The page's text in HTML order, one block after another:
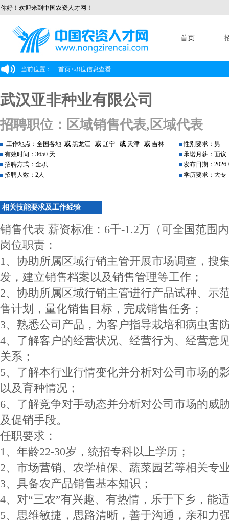
你好！欢迎来到中国农资人才网！
首页
当前位置： 首页>职位信息查看
武汉亚非种业有限公司
招聘职位：区域销售代表,区域代表
工作地点：全国各地 或 黑龙江 或 辽宁 或 天津 或 吉林
有效时间：3650 天
招聘方式：全职
招聘人数：2人
性别要求：男
承诺月薪：面议
发布日期：
学历要求：大专
相关技能要求及工作经验
销售代表 薪资标准：6千-1.2万（可全国范围
岗位职责：
1、协助所属区域行销主管开展市场调查，搜
发，建立销售档案以及销售管理等工作；
2、协助所属区域行销主管进行产品试种、示
售计划，量化销售目标，完成销售任务；
3、熟悉公司产品，为客户指导栽培和病虫害
4、了解客户的经营状况、经营行为、经营意
关系；
5、了解本行业行情变化并分析对公司市场的
以及育种情况；
6、了解竞争对手动态并分析对公司市场的威
及促销手段。
任职要求：
1、年龄22-30岁，统招专科以上学历；
2、市场营销、农学植保、蔬菜园艺等相关专
3、具备农产品销售基本知识；
4、对“三农”有兴趣、有热情，乐于下乡，能
5、思维敏捷，思路清晰，善于沟通，亲和力